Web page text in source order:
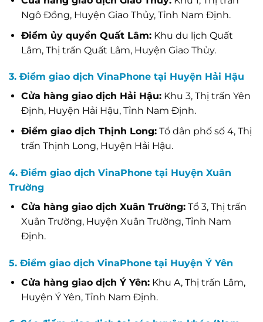
Ngô Đồng, Huyện Giao Thủy, Tỉnh Nam Định.
Điểm ủy quyền Quất Lâm:Khu du lịch Quất
Lâm, Thị trấn Quất Lâm, Huyện Giao Thủy.
3. Điểm giao dịch VinaPhone tại Huyện Hải Hậu
Cửa hàng giao dịch Hải Hậu:Khu 3, Thị trấn Yên
Định, Huyện Hải Hậu, Tỉnh Nam Định.
Điểm giao dịch Thịnh Long:Tổ dân phố số 4, Thị
trấn Thịnh Long, Huyện Hải Hậu.
4. Điểm giao dịch VinaPhone tại Huyện Xuân
Trường
Cửa hàng giao dịch Xuân Trường:Tổ 3, Thị trấn
Xuân Trường, Huyện Xuân Trường, Tỉnh Nam
Định.
5. Điểm giao dịch VinaPhone tại Huyện Ý Yên
Cửa hàng giao dịch Ý Yên:Khu A, Thị trấn Lâm,
Huyện Ý Yên, Tỉnh Nam Định.